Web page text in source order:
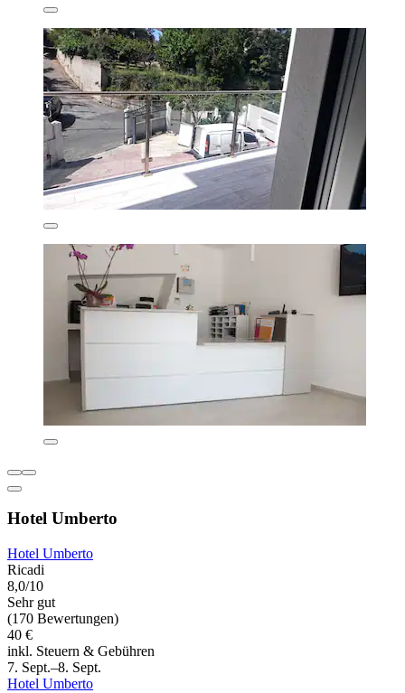
Hotel Umberto
Hotel Umberto
Ricadi
8,0/10
Sehr gut
(170 Bewertungen)
40 €
inkl. Steuern & Gebühren
7. Sept.–8. Sept.
Hotel Umberto